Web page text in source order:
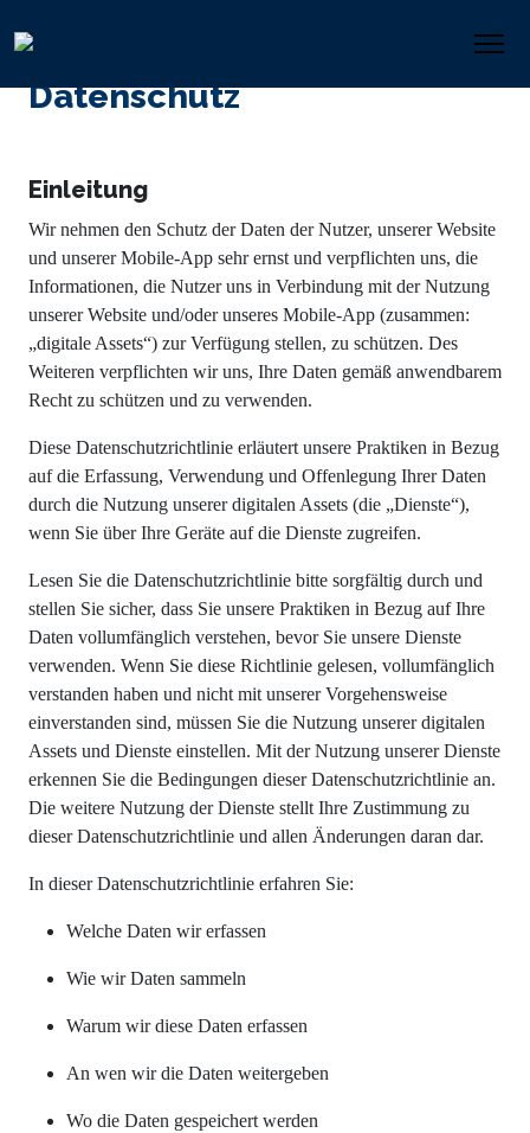
Datenschutz
Einleitung
Wir nehmen den Schutz der Daten der Nutzer, unserer Website
und unserer Mobile-App sehr ernst und verpflichten uns, die
Informationen, die Nutzer uns in Verbindung mit der Nutzung
unserer Website und/oder unseres Mobile-App (zusammen:
„digitale Assets“) zur Verfügung stellen, zu schützen. Des
Weiteren verpflichten wir uns, Ihre Daten gemäß anwendbarem
Recht zu schützen und zu verwenden.
Diese Datenschutzrichtlinie erläutert unsere Praktiken in Bezug
auf die Erfassung, Verwendung und Offenlegung Ihrer Daten
durch die Nutzung unserer digitalen Assets (die „Dienste“),
wenn Sie über Ihre Geräte auf die Dienste zugreifen.
Lesen Sie die Datenschutzrichtlinie bitte sorgfältig durch und
stellen Sie sicher, dass Sie unsere Praktiken in Bezug auf Ihre
Daten vollumfänglich verstehen, bevor Sie unsere Dienste
verwenden. Wenn Sie diese Richtlinie gelesen, vollumfänglich
verstanden haben und nicht mit unserer Vorgehensweise
einverstanden sind, müssen Sie die Nutzung unserer digitalen
Assets und Dienste einstellen. Mit der Nutzung unserer Dienste
erkennen Sie die Bedingungen dieser Datenschutzrichtlinie an.
Die weitere Nutzung der Dienste stellt Ihre Zustimmung zu
dieser Datenschutzrichtlinie und allen Änderungen daran dar.
In dieser Datenschutzrichtlinie erfahren Sie:
Welche Daten wir erfassen
Wie wir Daten sammeln
Warum wir diese Daten erfassen
An wen wir die Daten weitergeben
Wo die Daten gespeichert werden